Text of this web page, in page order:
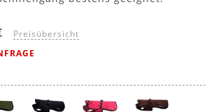
Preisübersicht